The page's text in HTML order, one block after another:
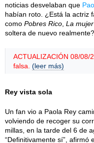
noticias desvelaban que
habían roto. ¿Está la actriz
como Pobres Rico La
soltera de nuevo realmente?
ACTUALIZACIÓN 08/08/
falsa. (leer más)
Rey vista sola
Un fan vio a Paola Rey
volviendo de recoger su
millas, en la tarde del 6 de
“Definitivamente sí”, afirmó